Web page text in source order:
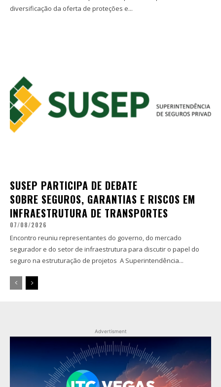
diversificação da oferta de proteções e...
SUSEP PARTICIPA DE DEBATE
SOBRE SEGUROS, GARANTIAS E RISCOS EM
INFRAESTRUTURA DE TRANSPORTES
07/08/2026
Encontro reuniu representantes do governo, do mercado
segurador e do setor de infraestrutura para discutir o papel do
seguro na estruturação de projetos A Superintendência...
Advertisment